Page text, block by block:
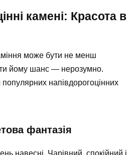
камені: Красота в
може бути не менш
йому шанс — нерозумно.
напівдорогоцінних
фантазія
навесні. Чарівний, спокійний і